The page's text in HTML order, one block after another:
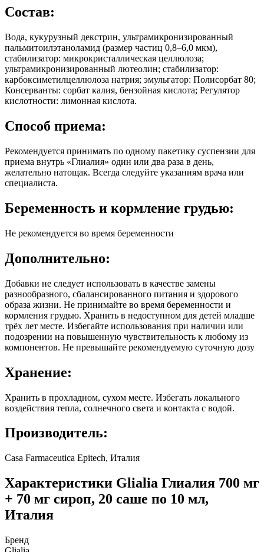
Состав:
Вода, кукурузный декстрин, ультрамикронизированный
пальмитоилэтаноламид (размер частиц 0,8–6,0 мкм),
стабилизатор: микрокристаллическая целлюлоза;
ультрамикронизированный лютеолин; стабилизатор:
карбоксиметилцеллюлоза натрия; эмульгатор: Полисорбат 80;
Консерванты: сорбат калия, бензойная кислота; Регулятор
кислотности: лимонная кислота.
Способ приема:
Рекомендуется принимать по одному пакетику суспензии для
приема внутрь «Глиалия» один или два раза в день,
желательно натощак. Всегда следуйте указаниям врача или
специалиста.
Беременность и кормление грудью:
Не рекомендуется во время беременности
Дополнительно:
Добавки не следует использовать в качестве замены
разнообразного, сбалансированного питания и здорового
образа жизни. Не принимайте во время беременности и
кормления грудью. Хранить в недоступном для детей младше
трёх лет месте. Избегайте использования при наличии или
подозрении на повышенную чувствительность к любому из
компонентов. Не превышайте рекомендуемую суточную дозу
Хранение:
Хранить в прохладном, сухом месте. Избегать локального
воздействия тепла, солнечного света и контакта с водой.
Производитель:
Casa Farmaceutica Epitech, Италия
Характеристики Glialia Глиалия 700 мг
+ 70 мг сироп, 20 саше по 10 мл,
Италия
Бренд